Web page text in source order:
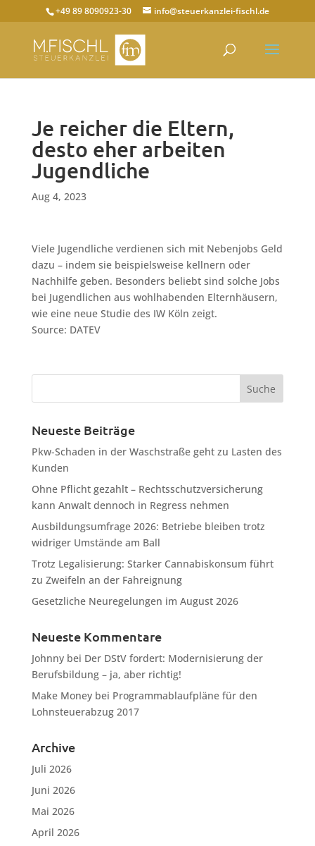
+49 89 8090923-30 info@steuerkanzlei-fischl.de
Je reicher die Eltern,
desto eher arbeiten
Jugendliche
Aug 4, 2023
Viele Jugendliche verdienen sich mit Nebenjobs Geld
dazu – indem sie beispielsweise kellnern oder
Nachhilfe geben. Besonders beliebt sind solche Jobs
bei Jugendlichen aus wohlhabenden Elternhäusern,
wie eine neue Studie des IW Köln zeigt.
Source: DATEV
Neueste Beiträge
Pkw-Schaden in der Waschstraße geht zu Lasten des
Kunden
Ohne Pflicht gezahlt – Rechtsschutzversicherung
kann Anwalt dennoch in Regress nehmen
Ausbildungsumfrage 2026: Betriebe bleiben trotz
widriger Umstände am Ball
Trotz Legalisierung: Starker Cannabiskonsum führt
zu Zweifeln an der Fahreignung
Gesetzliche Neuregelungen im August 2026
Neueste Kommentare
Johnnybei Der DStV fordert: Modernisierung der
Berufsbildung – ja, aber richtig!
Make Moneybei Programmablaufpläne für den
Lohnsteuerabzug 2017
Archive
Juli 2026
Juni 2026
Mai 2026
April 2026